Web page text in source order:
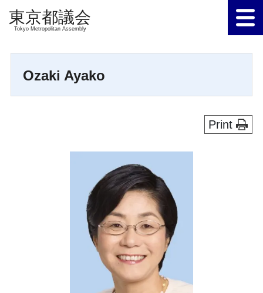
Tokyo Metropolitan Assembly
Ozaki Ayako
Print